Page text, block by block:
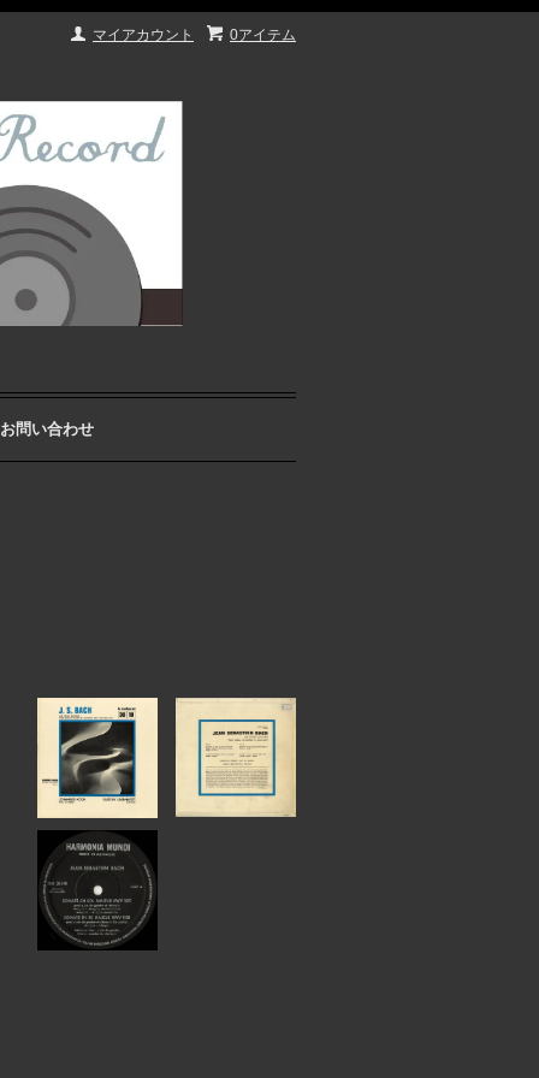
0アイテム
マイアカウント
お問い合わせ